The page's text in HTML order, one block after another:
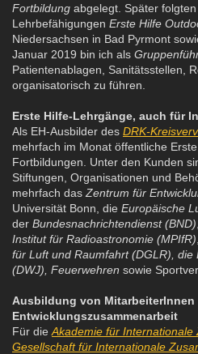
Fortbildung abgelegt. Später
Lehrbefähigungen Erste Hilfe
Niedersachsen in Bad Pyrmont
Januar 2019 bin ich als
Patientenablagen, Sanitätsstellen,
organisatorisch zu führen.
Erste Hilfe-Lehrgänge, auch für
Als EH-Ausbilder des DRK-
mehrfach im Monat öffentliche
Fortbildungen. Unter den Kunden
Stiftungen, Organisationen und
mehrfach das Zentrum für
Universität Bonn, die Europäische
der Bundesnachrichtendienst (BND)
Institut für Radioastronomie (MPIfR)
für Luft und Raumfahrt (DGLR), die
(DWJ), Feuerwehren sowie
Ausbildung von MitarbeiterInnen
Entwicklungszusammenarbeit
Für die Akademie für Internationale
Gesellschaft für Internationale